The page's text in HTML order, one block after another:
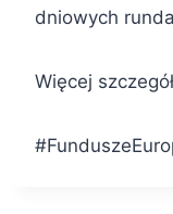
dniowych
Więcej